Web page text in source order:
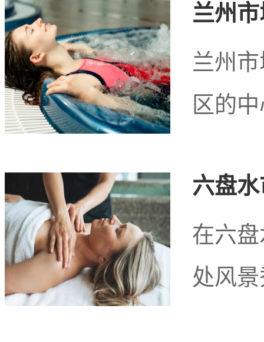
（便宜60分2万日币以下）
大众店的话素质会落在比较普通30几岁 我自己
且人又很害羞 其实有种征服感 挺不错的。
（如果你没人带的话）
（价格大概落在2万-8万吧）
为什麽会是在8万呢因为我听别的老湿机说。
兰州
兰州
区的
六盘
在六
处风